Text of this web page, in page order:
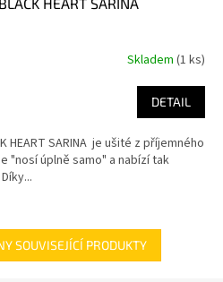
Skladem (1 ks)
DETAIL
HEART SARINA je ušité z příjemného
"nosí úplně samo" a nabízí tak
SOUVISEJÍCÍ PRODUKTY